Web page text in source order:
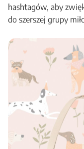
hashtagów, aby
do szerszej grupy